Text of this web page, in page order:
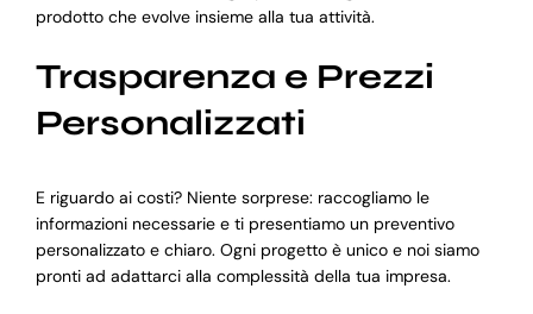
prodotto che evolve insieme alla tua attività.
Trasparenza e Prezzi
Personalizzati
E riguardo ai costi? Niente sorprese: raccogliamo le
informazioni necessarie e ti presentiamo un preventivo
personalizzato e chiaro. Ogni progetto è unico e noi siamo
pronti ad adattarci alla complessità della tua impresa.